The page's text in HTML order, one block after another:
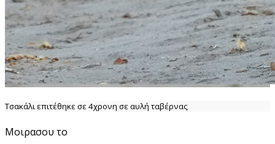
Τσακάλι επιτέθηκε σε 4χρονη σε αυλή ταβέρνας
Μοιρασου το